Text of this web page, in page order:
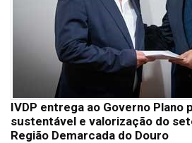
IVDP entrega ao Governo Plano
sustentável e valorização do
Região Demarcada do Douro